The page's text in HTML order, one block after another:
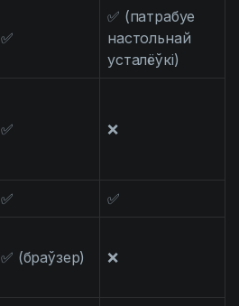
✅
✅ (патрабуе
настольнай
усталёўкі)
✅ ❌
✅ ✅
✅ (браўзер) ❌